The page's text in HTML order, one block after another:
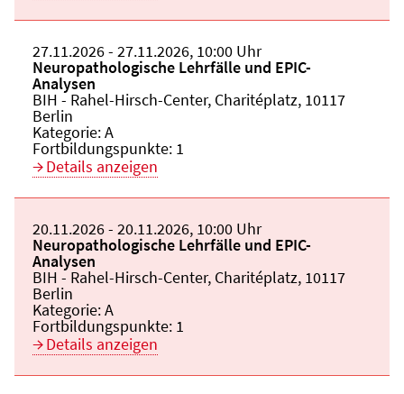
Beginn:
27.11.2026Ende und Anfangszeit:
- 27.11.2026, 10:00 Uhr
Veranstaltungstitel:
Neuropathologische Lehrfälle und EPIC-
Analysen
Veranstaltungsort:
BIH - Rahel-Hirsch-Center, Charitéplatz, 10117
Berlin
Kategorie:A
Fortbildungspunkte: 1
Details anzeigen
Beginn:
20.11.2026Ende und Anfangszeit:
- 20.11.2026, 10:00 Uhr
Veranstaltungstitel:
Neuropathologische Lehrfälle und EPIC-
Analysen
Veranstaltungsort:
BIH - Rahel-Hirsch-Center, Charitéplatz, 10117
Berlin
Kategorie:A
Fortbildungspunkte: 1
Details anzeigen